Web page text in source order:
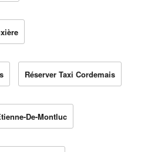
Réserver Taxi Cordemais
De-Montluc